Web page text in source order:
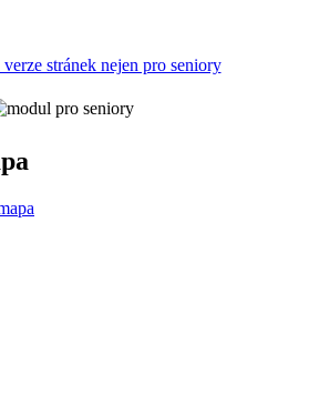
stránek nejen pro seniory